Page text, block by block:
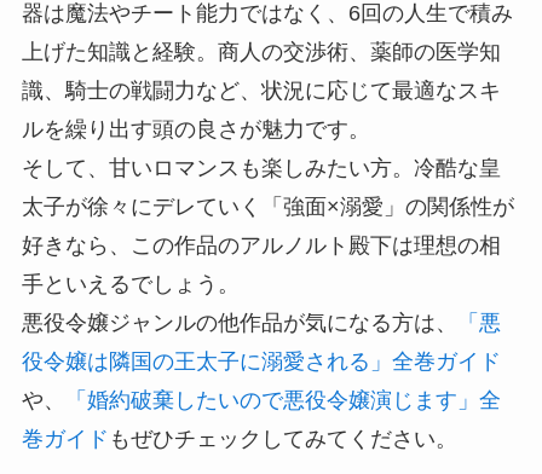
器は魔法やチート能力ではなく、6回の人生で積み
上げた知識と経験。商人の交渉術、薬師の医学知
識、騎士の戦闘力など、状況に応じて最適なスキ
ルを繰り出す頭の良さが魅力です。
そして、甘いロマンスも楽しみたい方。冷酷な皇
太子が徐々にデレていく「強面×溺愛」の関係性が
好きなら、この作品のアルノルト殿下は理想の相
手といえるでしょう。
悪役令嬢ジャンルの他作品が気になる方は、
「悪
役令嬢は隣国の王太子に溺愛される」全巻ガイド
や、
「婚約破棄したいので悪役令嬢演じます」全
巻ガイド もぜひチェックしてみてください。